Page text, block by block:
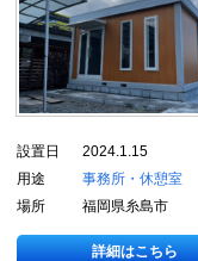
設置日
2024.1.15
用途
事務所・休憩室
場所
福岡県糸島市
詳細はこちら